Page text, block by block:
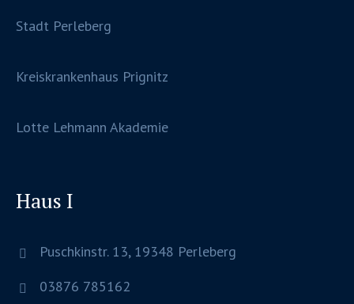
Stadt Perleberg
Kreiskrankenhaus Prignitz
Lotte Lehmann Akademie
Haus I
Puschkinstr. 13, 19348 Perleberg
03876 785162